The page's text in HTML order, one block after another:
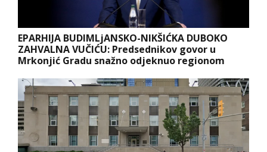
EPARHIJA BUDIMLjANSKO-NIKŠIĆKA DUBOKO
ZAHVALNA VUČIĆU: Predsednikov govor u
Mrkonjić Gradu snažno odjeknuo regionom